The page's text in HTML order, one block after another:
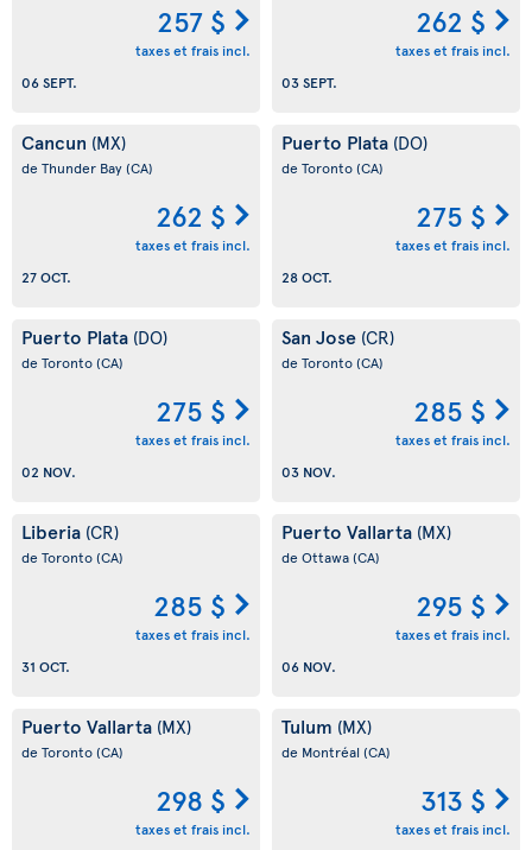
257 $
taxes et frais incl.
06 SEPT.
262 $
taxes et frais incl.
03 SEPT.
Cancun (MX)
de Thunder Bay(CA)
262 $
taxes et frais incl.
27 OCT.
Puerto Plata (DO)
de Toronto(CA)
275 $
taxes et frais incl.
28 OCT.
Puerto Plata (DO)
de Toronto(CA)
275 $
taxes et frais incl.
02 NOV.
San Jose (CR)
de Toronto(CA)
285 $
taxes et frais incl.
03 NOV.
Liberia (CR)
de Toronto(CA)
285 $
taxes et frais incl.
31 OCT.
Puerto Vallarta (MX)
de Ottawa(CA)
295 $
taxes et frais incl.
06 NOV.
Puerto Vallarta (MX)
de Toronto(CA)
298 $
taxes et frais incl.
Tulum (MX)
de Montréal (CA)
313 $
taxes et frais incl.